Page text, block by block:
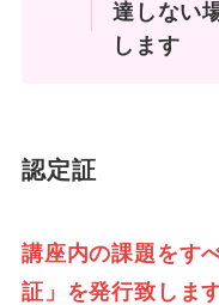
達しない
します
認定証
講座内の課題をす
証」を発行致しま